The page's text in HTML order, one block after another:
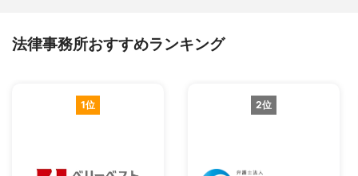
法律事務所おすすめランキング
1位 2位